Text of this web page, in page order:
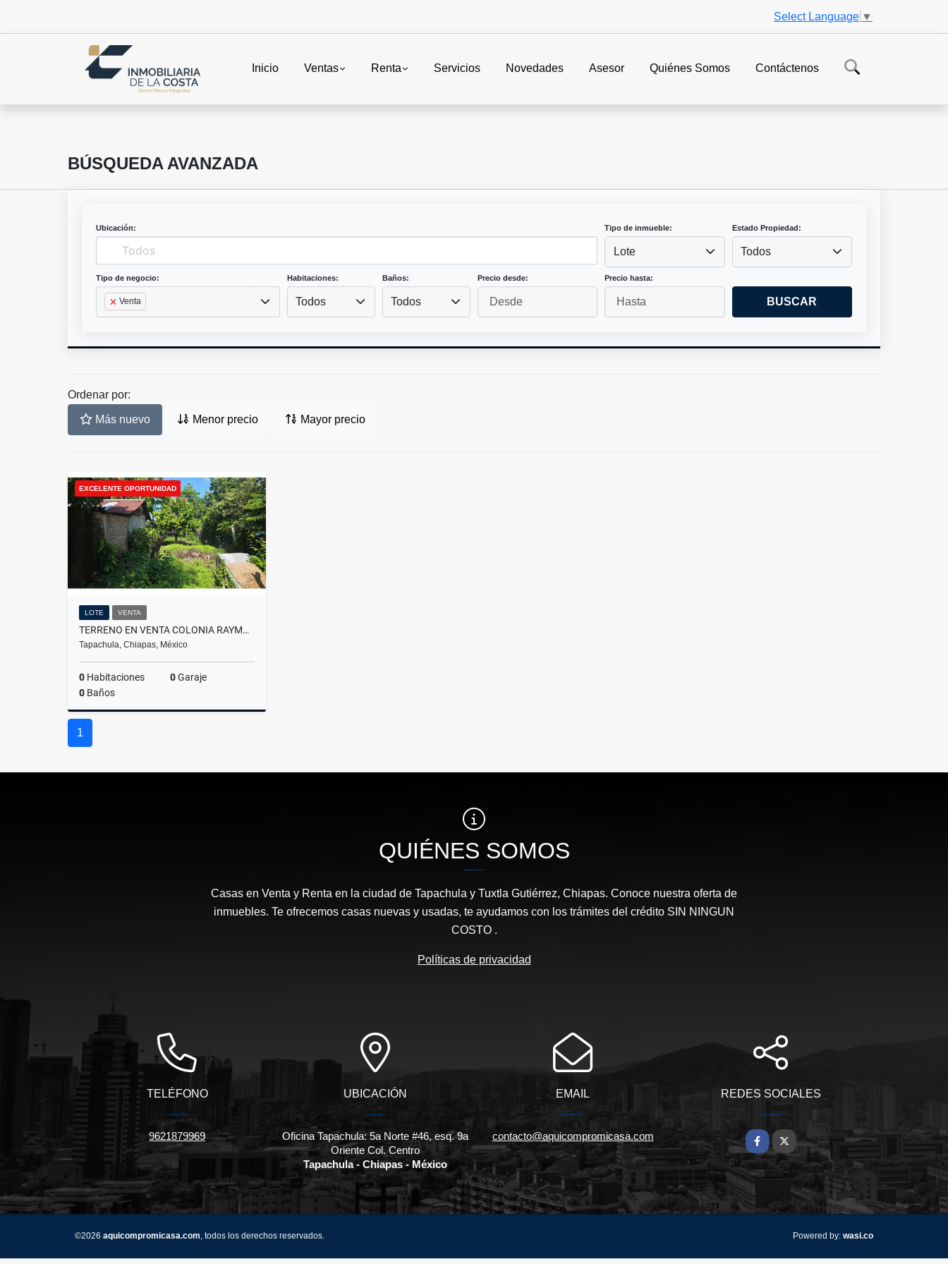
Select Language ▼
Inicio Ventas Renta Servicios Novedades Asesor Quiénes Somos Contáctenos
BÚSQUEDA AVANZADA
Ubicación: Tipo de inmueble:
Lote
Estado Propiedad:
Todos
Tipo de negocio:
Venta
Habitaciones:
Todos
Baños:
Todos
Precio desde: Precio hasta:
BUSCAR
Ordenar por:
Más nuevo Menor precio Mayor precio
EXCELENTE OPORTUNIDAD
LOTE VENTA
TERRENO EN VENTA COLONIA RAYMUNDO ENRIQUEZ
Tapachula, Chiapas, México
0 Habitaciones 0Garaje
0 Baños
1
QUIÉNES SOMOS
Casas en Venta y Renta en la ciudad de Tapachula y Tuxtla Gutiérrez, Chiapas. Conoce nuestra oferta de
inmuebles. Te ofrecemos casas nuevas y usadas, te ayudamos con los trámites del crédito SIN NINGUN
COSTO .
Políticas de privacidad
TELÉFONO
9621879969
UBICACIÓN
Oficina Tapachula: 5a Norte #46, esq. 9a
Oriente Col. Centro
Tapachula - Chiapas - México
EMAIL
contacto@aquicompromicasa.com
REDES SOCIALES
Facebook
X
©2026 aquicompromicasa.com, todos los derechos reservados. Powered by: wasi.co